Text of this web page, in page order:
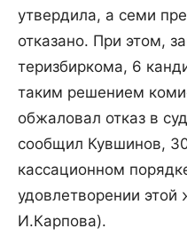
утвердила, а семи
отказано. При этом,
теризбиркома, 6
таким решением
обжаловал отказ в
сообщил Кувшинов,
кассационном
удовлетворении
И.Карпова).